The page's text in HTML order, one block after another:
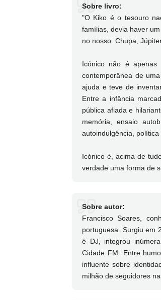
Sobre livro:
"O Kiko é o tesouro
famílias, devia haver
no nosso. Chupa,
Icónico não é
contemporânea de
ajuda e teve de
Entre a infância
pública afiada e
memória, ensaio
autoindulgência,
Icónico é, acima de
verdade uma forma de
Sobre autor:
Francisco Soares,
portuguesa. Surgiu em
é DJ, integrou
Cidade FM. Entre
influente sobre
milhão de seguidores